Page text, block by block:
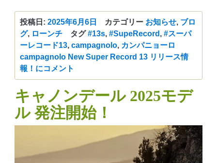
投稿日: 2025年6月6日 カテゴリー お知らせ, ブロ
グ, ローンチ タグ#13s, #SupeRecord , #スーパ
ーレコード13, campagnolo, カンパニョーロ
campagnolo New Super Record 13 リリース情
報！にコメント
キャノンデール 2025モデ
ル 発注開始！